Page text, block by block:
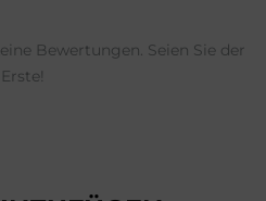
Bewertungen. Seien Sie der
Erste!